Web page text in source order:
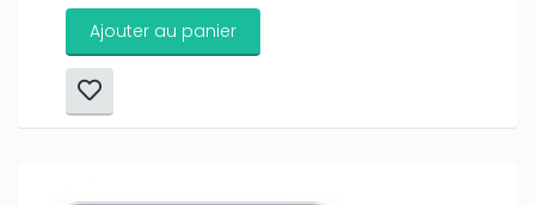
Ajouter au panier